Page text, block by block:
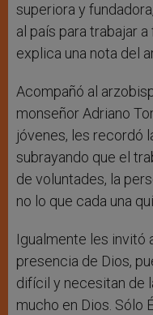
superiora y
al país para trabajar
explica una nota del
Acompañó al
monseñor Adriano
jóvenes, les recordó
subrayando que el
de voluntades, la
no lo que cada una
Igualmente les invitó
presencia de Dios,
difícil y necesitan de
mucho en Dios. Sólo